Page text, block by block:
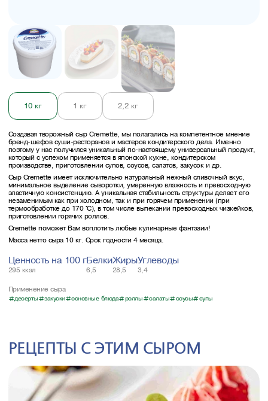
10 кг 1 кг 2,2 кг
Создавая творожный сыр Cremette, мы полагались на компетентное мнение
бренд-шефов суши-ресторанов и мастеров кондитерского дела. Именно
поэтому у нас получился уникальный по-настоящему универсальный продукт,
который с успехом применяется в японской кухне, кондитерском
производстве, приготовлении супов, соусов, салатов, закусок и др.
Сыр Cremette имеет исключительно натуральный нежный сливочный вкус,
минимальное выделение сыворотки, умеренную влажность и превосходную
эластичную консистенцию. А уникальная стабильность структуры делает его
незаменимым как при холодном, так и при горячем применении (при
термообработке до 170 °С), в том числе выпекании превосходных чизкейков,
приготовлении горячих роллов.
Cremette поможет Вам воплотить любые кулинарные фантазии!
Масса нетто сыра 10 кг. Срок годности 4 месяца.
Ценность на 100 г
295 ккал
Белки
6,5
Жиры
28,5
Углеводы
3,4
Применение сыра
десерты закуски основные блюда роллы салаты соусы супы
РЕЦЕПТЫ С ЭТИМ СЫРОМ